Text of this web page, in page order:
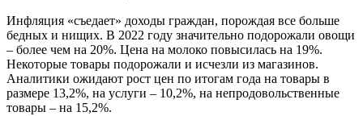
Инфляция «съедает» доходы граждан, порождая все больше
бедных и нищих. В 2022 году значительно подорожали овощи
– более чем на 20%. Цена на молоко повысилась на 19%.
Некоторые товары подорожали и исчезли из магазинов.
Аналитики ожидают рост цен по итогам года на товары в
размере 13,2%, на услуги – 10,2%, на непродовольственные
товары – на 15,2%.